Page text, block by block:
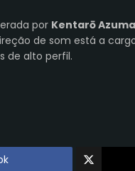
por Kentarō Azuma
de som está a
de alto perfil.